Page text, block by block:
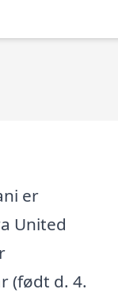
er
United
(født d. 4.